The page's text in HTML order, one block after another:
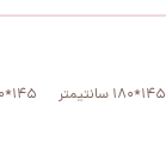
145*180 سانتیمتر 145*220 سانتیمتر